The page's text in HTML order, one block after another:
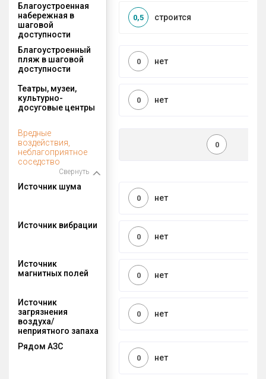
Благоустроенная
набережная в
шаговой
доступности
строится
0,5
Благоустроенный
пляж в шаговой
доступности
нет
0
Театры, музеи,
культурно-
досуговые центры
нет
0
Вредные
воздействия,
неблагоприятное
соседство
Свернуть
0
Источник шума
нет
0
Источник вибрации
нет
0
Источник
магнитных полей
нет
0
Источник
загрязнения
воздуха/
неприятного запаха
нет
0
Рядом АЗС
нет
0